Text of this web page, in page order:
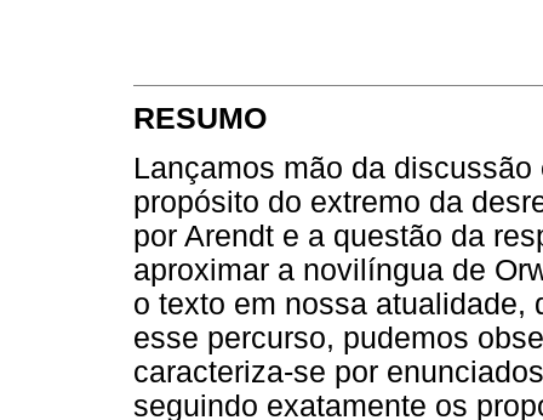
RESUMO
Lançamos mão da
propósito do extremo da
por Arendt e a questão da
aproximar a novilíngua de
o texto em nossa atualidade,
esse percurso, pudemos
caracteriza-se por
seguindo exatamente os